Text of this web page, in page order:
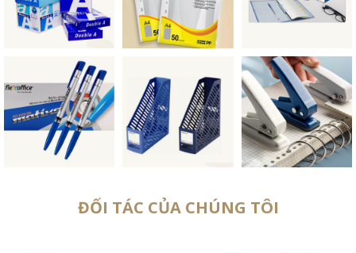
ĐỐI TÁC CỦA CHÚNG TÔI